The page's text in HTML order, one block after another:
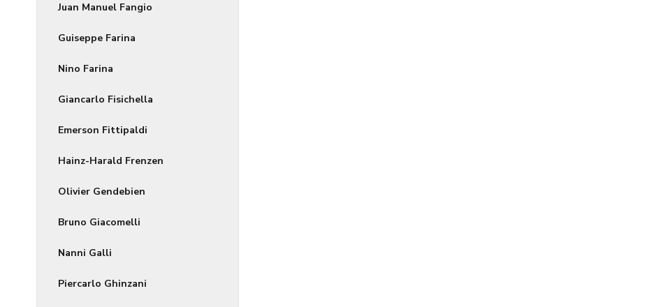
Juan Manuel Fangio
Guiseppe Farina
Nino Farina
Giancarlo Fisichella
Emerson Fittipaldi
Hainz-Harald Frenzen
Olivier Gendebien
Bruno Giacomelli
Nanni Galli
Piercarlo Ghinzani